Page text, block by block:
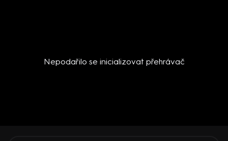
Nepodařilo se inicializovat přehrávač